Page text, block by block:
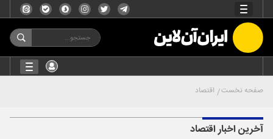
صفحه نخست اقتصاد
آخرین اخبار اقتصاد